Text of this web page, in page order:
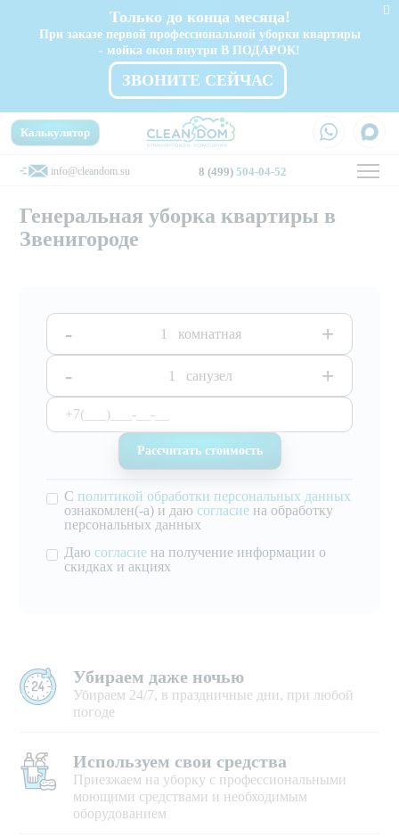
Только до конца месяца!
При заказе первой профессиональной уборки квартиры
- мойка окон внутри В ПОДАРОК!
ЗВОНИТЕ СЕЙЧАС
info@cleandom.su 8 (499) 504-04-52
Калькулятор
Генеральная уборка квартиры в
Звенигороде
- комнатная
+
-
санузел +
С политикой обработки персональных данных
ознакомлен(-а) и даю согласие на обработку
персональных данных
Даю согласие на получение информации о
скидках и акциях
Убираем даже ночью
Убираем 24/7, в праздничные дни, при любой
погоде
Используем свои средства
Приезжаем на уборку с профессиональными
моющими средствами и необходимым
оборудованием